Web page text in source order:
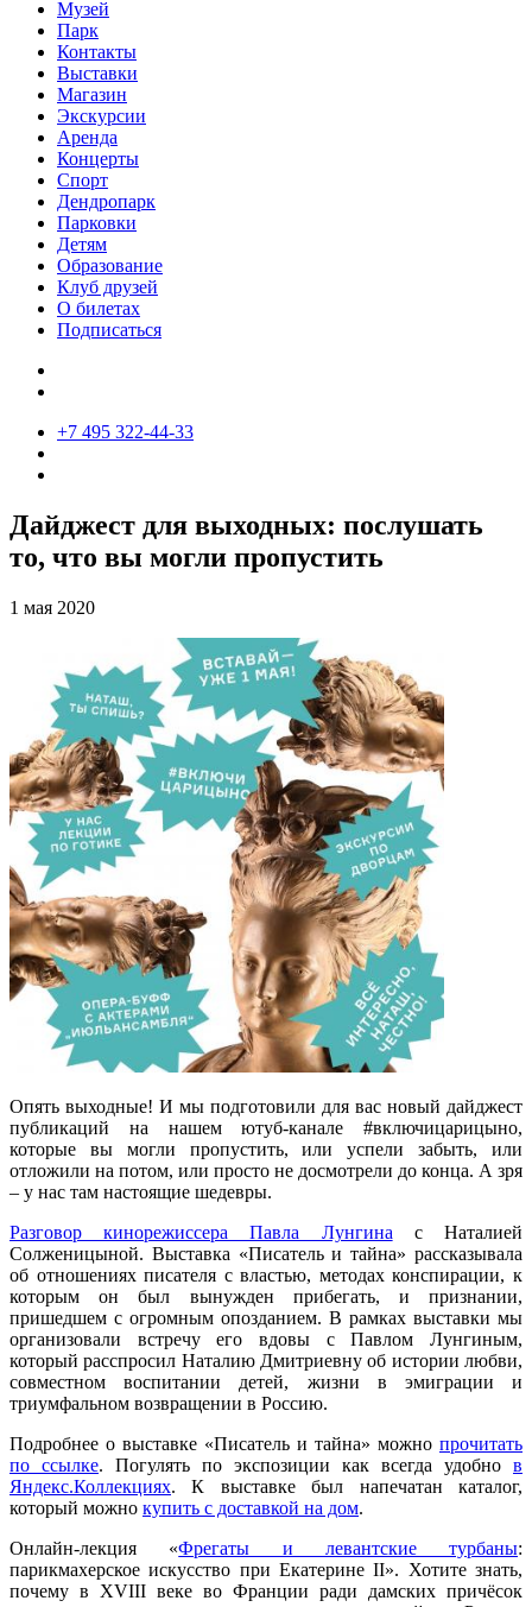
Музей
Парк
Контакты
Выставки
Магазин
Экскурсии
Аренда
Концерты
Спорт
Дендропарк
Парковки
Детям
Образование
Клуб друзей
О билетах
Подписаться
+7 495 322-44-33
Дайджест для выходных: послушать
то, что вы могли пропустить
1 мая 2020
Опять выходные! И мы подготовили для вас новый дайджест
публикаций на нашем ютуб-канале #включицарицыно,
которые вы могли пропустить, или успели забыть, или
отложили на потом, или просто не досмотрели до конца. А зря
– у нас там настоящие шедевры.
Разговор кинорежиссера Павла Лунгина с Наталией
Солженицыной. Выставка «Писатель и тайна» рассказывала
об отношениях писателя с властью, методах конспирации, к
которым он был вынужден прибегать, и признании,
пришедшем с огромным опозданием. В рамках выставки мы
организовали встречу его вдовы с Павлом Лунгиным,
который расспросил Наталию Дмитриевну об истории любви,
совместном воспитании детей, жизни в эмиграции и
триумфальном возвращении в Россию.
Подробнее о выставке «Писатель и тайна» можно прочитать
по ссылке. Погулять по экспозиции как всегда удобно в
Яндекс.Коллекциях. К выставке был напечатан каталог,
который можно купить с доставкой на дом.
Онлайн-лекция «Фрегаты и левантские турбаны:
парикмахерское искусство при Екатерине II». Хотите знать,
почему в XVIII веке во Франции ради дамских причёсок